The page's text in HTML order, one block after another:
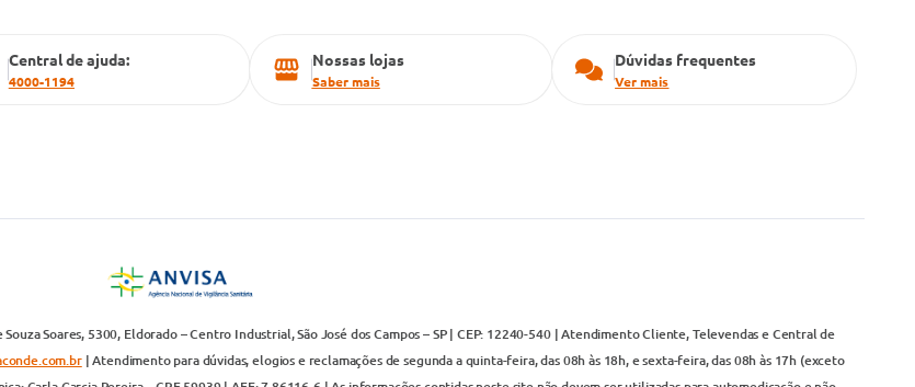
Central de ajuda:
4000-1194
Nossas lojas
Saber mais
Dúvidas frequentes
Ver mais
Soares, 5300, Eldorado – Centro Industrial, São José dos Campos – SP | CEP: 12240-540 | Atendimento Cliente, Televendas e Central de
| Atendimento para dúvidas, elogios e reclamações de segunda a quinta-feira, das 08h às 18h, e sexta-feira, das 08h às 17h (exceto